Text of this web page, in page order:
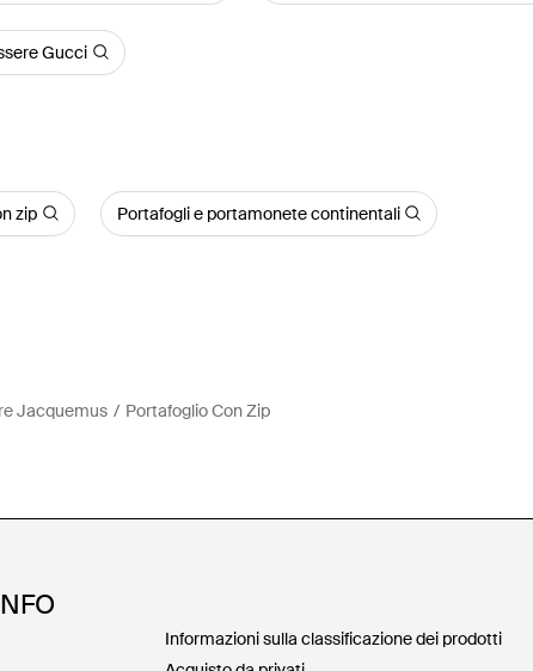
Gucci
zip Portafogli e portamonete continentali
Jacquemus Portafoglio Con Zip
Informazioni sulla classificazione dei prodotti